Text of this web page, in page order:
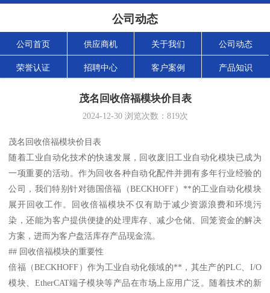
公司动态
公司首页 供应商机 关于我们 公司动态
荣誉认证 招聘中心 客户案例 产品知识
茂名回收倍福模块价目表
2024-12-30浏览次数： 819次
茂名回收倍福模块价目表
随着工业自动化技术的快速发展，回收废旧工业自动化模块已成为
一项重要的活动。作为回收各种自动化配件并拥有多年行业经验的
公司，我们特别针对德国倍福（BECKHOFF）**的工业自动化模块
展开回收工作。回收倍福模块不仅有助于减少资源浪费和环境污
染，还能为客户提供便捷的处理库存、减少仓储、回笼资金的解决
方案，进而为客户盘活库存产品现金流。
## 回收倍福模块的重要性
倍福（BECKHOFF）作为工业自动化领域的**，其生产的PLC、I/O
模块、EtherCAT端子模块等产品在市场上应用广泛。随着技术的新